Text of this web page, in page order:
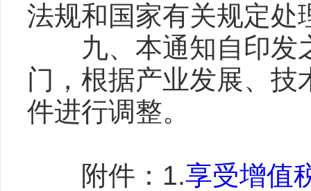
法规和国家有关规定处
九、本通知自印发之
门，根据产业发展、
件进行调整。
附件：1.享受增值